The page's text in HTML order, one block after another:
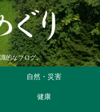
的なブログ。
自然・災害
健康